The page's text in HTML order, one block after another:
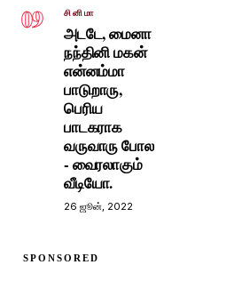
09 சினிமா
அடடே, மைனா
நந்தினி மகன்
என்னம்மா
பாடுறாரு,
பெரிய
பாடகராக
வருவாரு போல
- வைரலாகும்
வீடியோ.
26 ஜூன், 2022
SPONSORED